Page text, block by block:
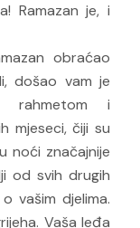
Ramazan je, i
obraćao
došao vam je
rahmetom i
mjeseci, čiji su
noći značajnije
od svih drugih
vašim djelima.
Vaša leđa